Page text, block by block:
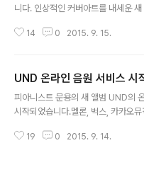
니다. 인상적인 커버아트를 내세운
은 9곡의 피아노 솔로 연주를 수록, 뮤
그 사이의 조화와 균형을 의미하며, 또
미합니다. 이러한 메세지는 커버아트
다. UND만을 위해 제작된 커버아트
정사각형 한정판 작품입니다. UND
14 0 2015. 9. 15.
UND 온라인 음원 서비스 시
피아니스트 문용의 새 앨범 UND의
시작되었습니다.멜론, 벅스, 카카오
별점과 리뷰 부탁드립니다. :) 멜론
19 0 2015. 9. 14.